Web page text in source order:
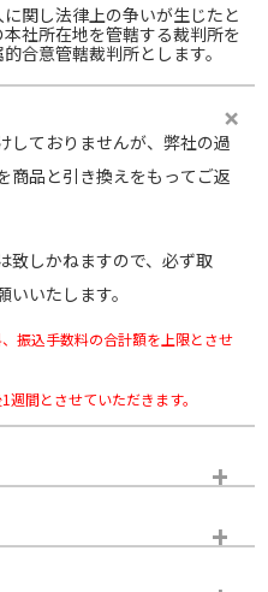
関し法律上の争いが生じたと
本社所在地を管轄する裁判所を
合意管轄裁判所とします。
しておりませんが、弊社の過
商品と引き換えをもってご返
致しかねますので、必ず取
いたします。
振込手数料の合計額を上限とさせ
間とさせていただきます。
判断しておりますので、あら
ださい。